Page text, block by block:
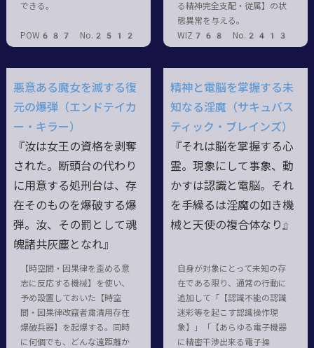
できる。
POW687 No.2512
る精神完全支配・従属】の状
態異常を与える。
WIZ768 No.2413
悪意ある魔女を滅する復
元の爆弾（エンドテイカ
ー・キラー）
『汝は女王の資格を剥奪
された。断頭台の代わり
に用意する処刑台は、存
在そのものを爆破する爆
弾。汝、その罰として魂
魄諸共灰塵となれ』
【時空間・因果律を歪める意
志に反応する機械】を使い、
予め設置しておいた【時空
間・因果律改竄者粛清用存在
爆破兵器】を起爆する。同時
に何個でも、どんな遠距離か
精神と電脳を掌握する未
知なる淫魔（サキュバス
ティック・ブレインズ）
『それは脳を掌握する心
霊。現象にして事象、動
かすは認識と電脳。それ
を手繰るは淫魔の如き機
械と天使の複合体なり』
自身が対象にとって未知の存
在である限り、通常の行動に
追加して「【認識不能の認識
迷彩等を起こす認識操作現
象】」「【あらゆる電子機器
に精密干渉出来る電子操